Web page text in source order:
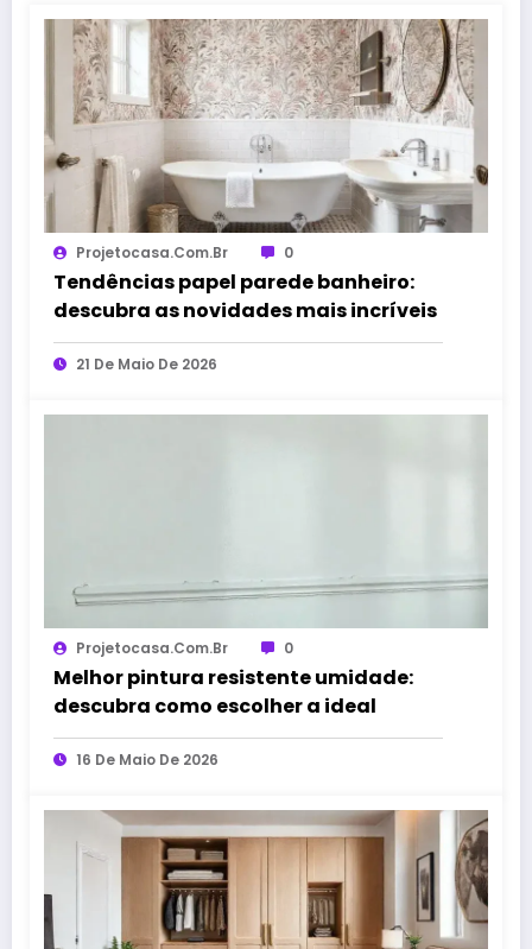
Projetocasa.com.br 0
Tendências papel parede banheiro:
descubra as novidades mais incríveis
21 De Maio De 2026
Projetocasa.com.br 0
Melhor pintura resistente umidade:
descubra como escolher a ideal
16 De Maio De 2026